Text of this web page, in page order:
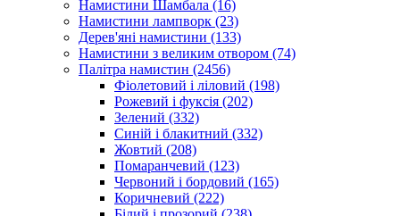
Намистини Шамбала (16)
Намистини лампворк (23)
Дерев'яні намистини (133)
Намистини з великим отвором (74)
Палітра намистин (2456)
Фіолетовий і ліловий (198)
Рожевий і фуксія (202)
Зелений (332)
Синій і блакитний (332)
Жовтий (208)
Помаранчевий (123)
Червоний і бордовий (165)
Коричневий (222)